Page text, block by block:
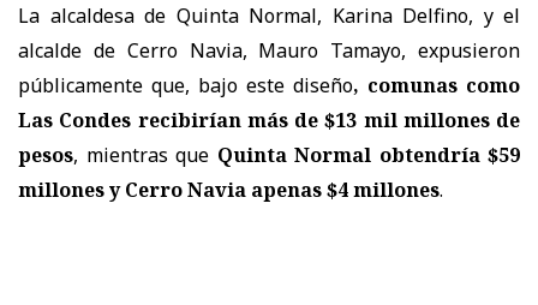
La alcaldesa de Quinta Normal, Karina Delfino, y el
alcalde de Cerro Navia, Mauro Tamayo, expusieron
públicamente que, bajo este diseño, comunas como
Las Condes recibirían más de $13 mil millones de
pesos, mientras que Quinta Normal obtendría $59
millones y Cerro Navia apenas $4 millones.